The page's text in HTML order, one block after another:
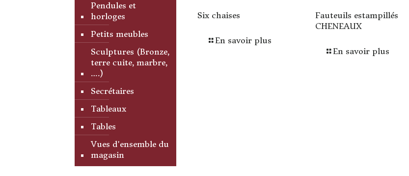
Six chaises
En savoir plus
Fauteuils estampillés
CHENEAUX
En savoir plus
Pendules et
horloges
Petits meubles
Sculptures (Bronze,
terre cuite, marbre,
….)
Secrétaires
Tableaux
Tables
Vues d'ensemble du
magasin